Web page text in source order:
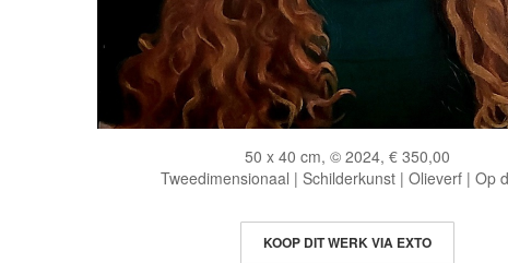
50 x 40 cm, © 2024, € 350,00
Tweedimensionaal | Schilderkunst | Olieverf | Op
KOOP DIT WERK VIA EXTO